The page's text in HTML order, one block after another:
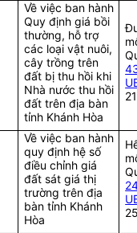
Về việc ban hành
Quy định giá bồi
thường, hỗ trợ
các loại vật nuôi,
cây trồng trên
đất bị thu hồi khi
Nhà nước thu hồi
đất trên địa bàn
tỉnh Khánh Hòa
Về việc ban hành
quy định hệ số
điều chỉnh giá
đất sát giá thị
trường trên địa
bàn tỉnh Khánh
Hòa